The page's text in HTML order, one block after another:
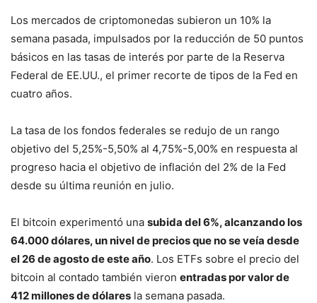
Los mercados de criptomonedas subieron un 10% la
semana pasada, impulsados por la reducción de 50 puntos
básicos en las tasas de interés por parte de la Reserva
Federal de EE.UU., el primer recorte de tipos de la Fed en
cuatro años.
La tasa de los fondos federales se redujo de un rango
objetivo del 5,25%-5,50% al 4,75%-5,00% en respuesta al
progreso hacia el objetivo de inflación del 2% de la Fed
desde su última reunión en julio.
El bitcoin experimentó una subida del 6%, alcanzando los
64.000 dólares, un nivel de precios que no se veía desde
el 26 de agosto de este año. Los ETFs sobre el precio del
bitcoin al contado también vieron entradas por valor de
412 millones de dólares la semana pasada.